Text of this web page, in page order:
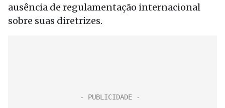
ausência de regulamentação internacional
sobre suas diretrizes.